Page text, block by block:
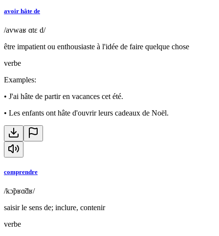
avoir hâte de
/avwaʁ ɑtɛ d/
être impatient ou enthousiaste à l'idée de faire quelque chose
verbe
Examples:
• J'ai hâte de partir en vacances cet été.
• Les enfants ont hâte d'ouvrir leurs cadeaux de Noël.
comprendre
/kɔ̃pʁɑ̃dʁ/
saisir le sens de; inclure, contenir
verbe